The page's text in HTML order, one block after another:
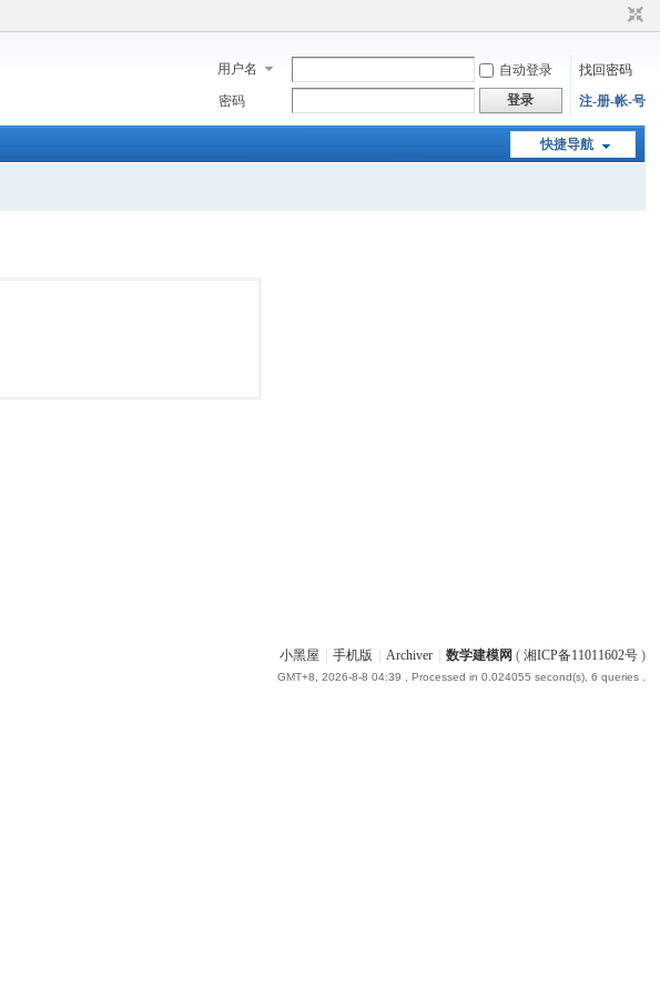
用户名 自动登录
找回密码
密码
登录 注-册-帐-号
快捷导航
小黑屋 手机版 Archiver 数学建模网 ( 湘ICP备11011602号)
GMT+8, 2026-8-8 04:39 , Processed in 0.024055 second(s), 6 queries .